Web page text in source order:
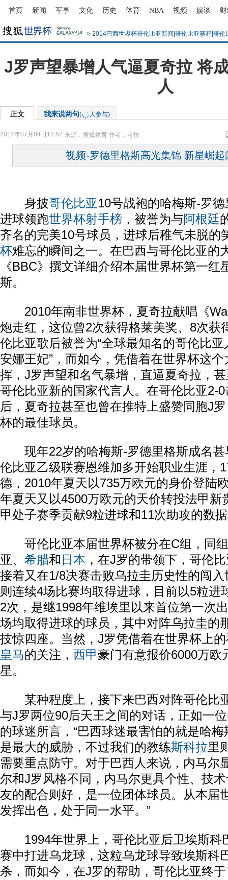
首页 - 新闻 - 军事 - 文化 - 历史 - 体育 - NBA - 视频 - 娱谈 -
> 2014巴西世界杯哥伦比亚新闻|哥伦比亚赛程|哥伦
J罗声望暴增人气逼夏奇拉 将
人
正文 我来说两句( 人参与)
2014年07月04日12:52 来源： 搜狐体育 作者：考拉
视频-罗德里格斯高光集锦 新星崛起
身披哥伦比亚10号战袍的哈梅斯-罗
进球领跑世界杯射手榜 ，被誉为与阿根廷
齐名的完美10号球员，进球后稚气未脱的
杯难忘的瞬间之一。在巴西与哥伦比亚的
《BBC》撰文详细介绍本届世界杯第一红
斯。
2010年南非世界杯，夏奇拉献唱《
炮走红，这位曾2次获得格莱美奖、8次获
伦比亚歌后被誉为“全球最知名的哥伦比亚
安娜王妃”，而如今，凭借着在世界杯这
挥，J罗声望和名气暴增，直逼夏奇拉，
哥伦比亚新的国家代言人。在哥伦比亚2-0
后，夏奇拉甚至也曾在推特上盛赞同胞J
杯的最佳球员。
现年22岁的哈梅斯-罗德里格斯成名甚
伦比亚乙级联赛恩维加多开始职业生涯，
德，2010年夏天以735万欧元的身价登陆
年夏天又以4500万欧元的天价转投法甲新
甲处子赛季贡献9粒进球和11次助攻的数
哥伦比亚本届世界杯被分在C组，同组
亚、 希腊和 日本 ，在J罗的带领下，哥伦
接着又在1/8决赛击败乌拉圭历史性的闯
则连续4场比赛均取得进球，目前以5粒进
2次，是继1998年维埃里以来首位第一次
场均取得进球的球员，其中对阵乌拉圭的
技惊四座。当然，J罗凭借着在世界杯上
皇马的关注， 西甲豪门有意报价6000万欧
星。
某种程度上，接下来巴西对阵哥伦比
与J罗两位90后天王之间的对话，正如一
的球迷所言，“巴西球迷最害怕的就是哈
是最大的威胁，不过我们的教练斯科拉里
需要重点防守。对于巴西人来说，内马尔
尔和J罗风格不同，内马尔更具个性、技
友的配合则好，是一位团体球员。从本届
发挥出色，处于同一水平。”
1994年世界上，哥伦比亚后卫埃斯科
赛中打进乌龙球，这粒乌龙球导致埃斯科
杀，而如今，在J罗的帮助，哥伦比亚终